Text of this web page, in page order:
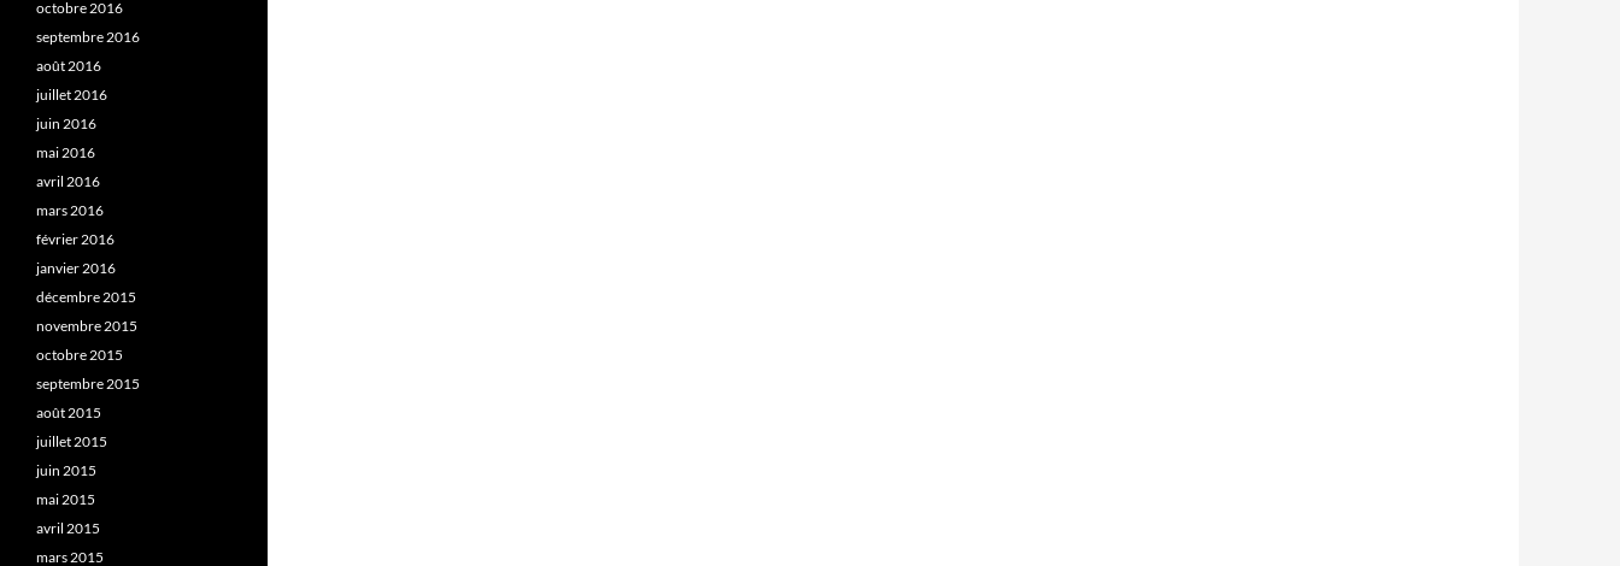
octobre 2016
septembre 2016
août 2016
juillet 2016
juin 2016
mai 2016
avril 2016
mars 2016
février 2016
janvier 2016
décembre 2015
novembre 2015
octobre 2015
septembre 2015
août 2015
juillet 2015
juin 2015
mai 2015
avril 2015
mars 2015